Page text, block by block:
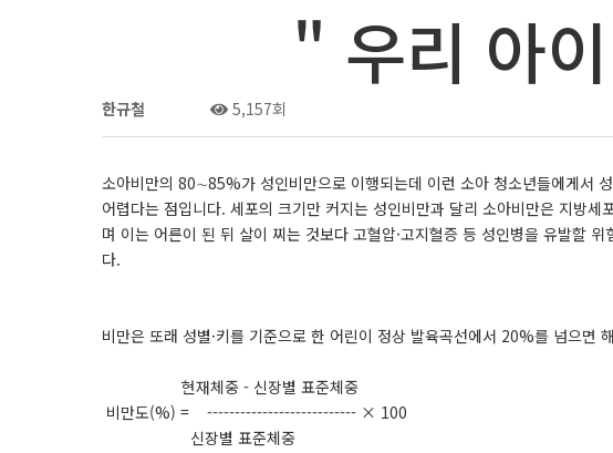
" 우리 아
한규철 5,157회
소아비만의 80∼85%가 성인비만으로 이행되는데 이런 소아 청소년들에게서
어렵다는 점입니다. 세포의 크기만 커지는 성인비만과 달리 소아비만은 지방
며 이는 어른이 된 뒤 살이 찌는 것보다 고혈압·고지혈증 등 성인병을 유발할
다.
비만은 또래 성별·키를 기준으로 한 어린이 정상 발육곡선에서 20%를 넘으
현재체중 - 신장별 표준체중
비만도(%) = --------------------------- × 100
신장별 표준체중